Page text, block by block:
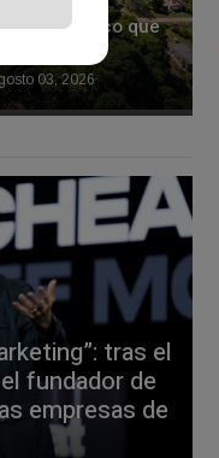
de Areco que
una mujer
03, 2026
tras el
fundador de
empresas de